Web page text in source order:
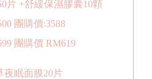
片 +舒緩保濕膠囊10顆
團購價:3588
團購價 RM619
夜眠面膜20片